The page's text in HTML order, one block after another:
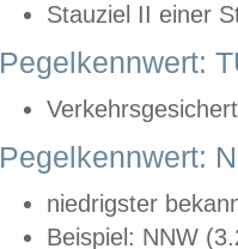
Stauziel II einer
Pegelkennwert:
Pegelkennwert:
niedrigster
Beispiel: NNW